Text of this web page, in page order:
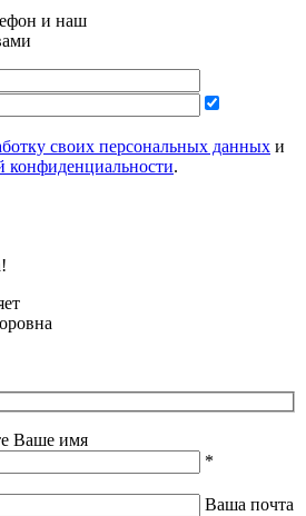
и наш
своих персональных данных и
конфиденциальности.
Ваше имя
*
Ваша почта